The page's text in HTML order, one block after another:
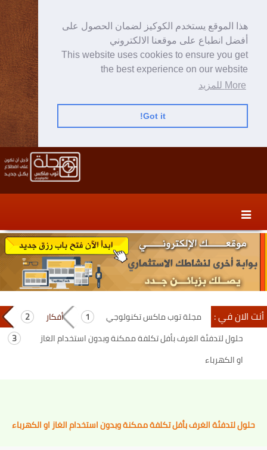
هذا الموقع يستخدم الكوكيز لضمان الحصول على
أفضل انطباع على موقعنا الالكتروني
This website uses cookies to ensure you get
the best experience on our website
More للمزيد
Got it!
content
secondary
content
أنت الان في : مجلة توب ماكس تكنولوجي
أفكار
حلول‬ لتدفئة‬ الغرف‬ بأفل ‫‏تكلفة‬ ممكنة وبدون استخدام الغاز
او الكهرباء
حلول‬ لتدفئة‬ الغرف‬ بأفل ‫‏تكلفة‬ ممكنة وبدون استخدام الغاز او الكهرباء